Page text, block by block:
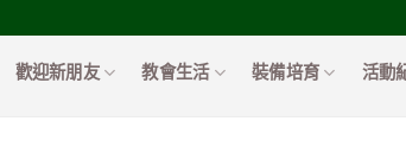
歡迎新朋友 教會生活 裝備培育 活動